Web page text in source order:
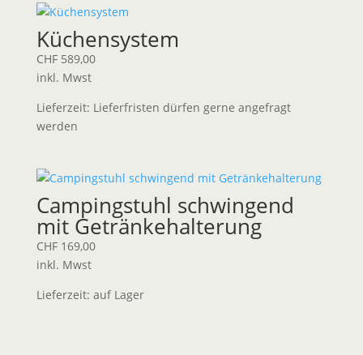
Küchensystem
CHF589,00
inkl. Mwst
Lieferzeit: Lieferfristen dürfen gerne angefragt
werden
Campingstuhl schwingend
mit Getränkehalterung
CHF169,00
inkl. Mwst
Lieferzeit: auf Lager